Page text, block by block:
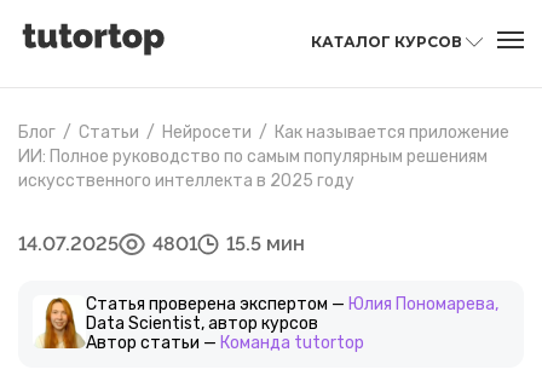
КАТАЛОГ КУРСОВ
Блог / Статьи / Нейросети / Как называется приложение
ИИ: Полное руководство по самым популярным решениям
искусственного интеллекта в 2025 году
14.07.2025 4801 15.5 мин
Статья проверена экспертом — Юлия Пономарева,
Data Scientist, автор курсов
Автор статьи — Команда tutortop